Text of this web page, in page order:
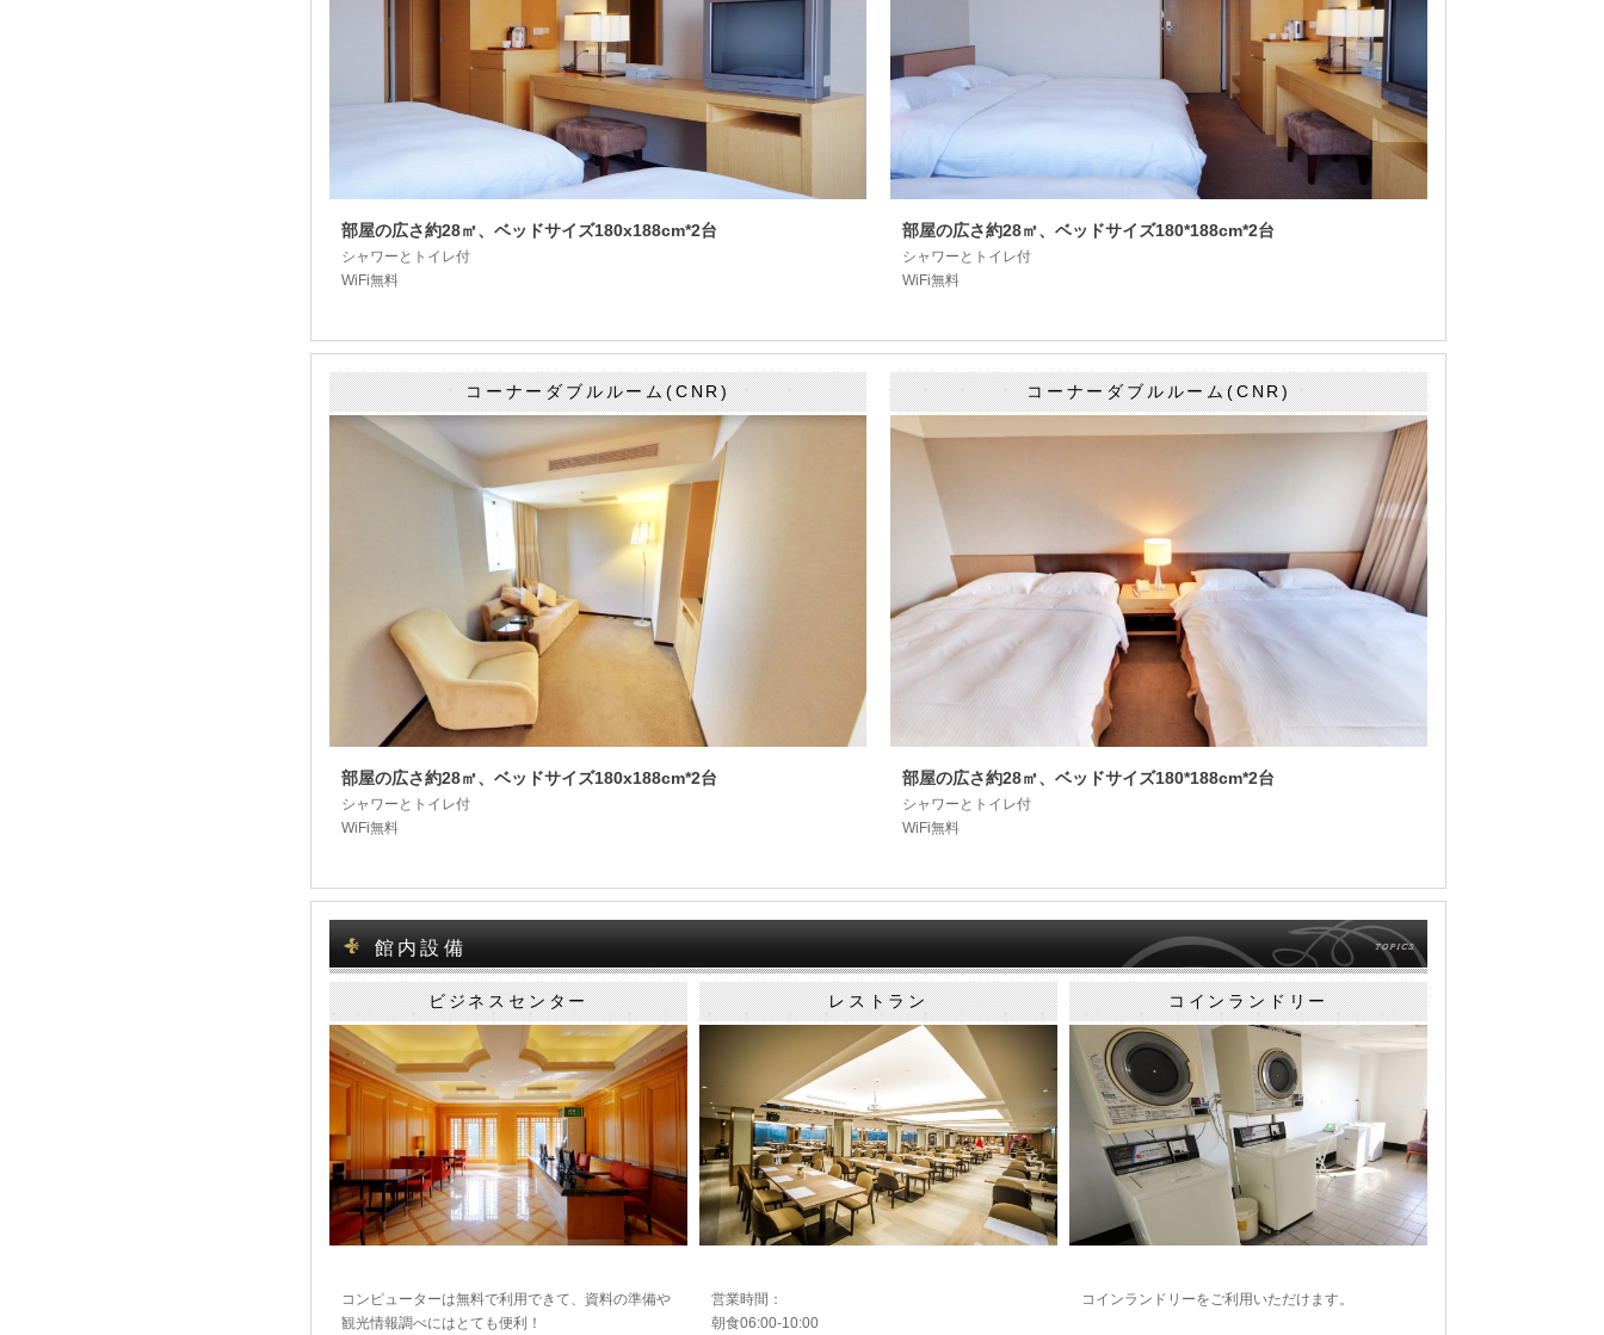
部屋の広さ約28㎡、ベッドサイズ180x188cm*2台
シャワーとトイレ付
WiFi無料
部屋の広さ約28㎡、ベッドサイズ180*188cm*2台
シャワーとトイレ付
WiFi無料
コーナーダブルルーム(CNR)
部屋の広さ約28㎡、ベッドサイズ180x188cm*2台
シャワーとトイレ付
WiFi無料
コーナーダブルルーム(CNR)
部屋の広さ約28㎡、ベッドサイズ180*188cm*2台
シャワーとトイレ付
WiFi無料
館内設備
ビジネスセンター
コンピューターは無料で利用できて、資料の準備や
観光情報調べにはとても便利！
レストラン
営業時間：
朝食06:00-10:00
コインランドリー
コインランドリーをご利用いただけます。